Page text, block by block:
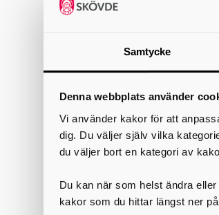
Samtycke
Denna webbplats använder
Vi använder kakor för att
dig. Du väljer själv vilka
du väljer bort en kategori av
Du kan när som helst ändra
kakor som du hittar längst ner
15